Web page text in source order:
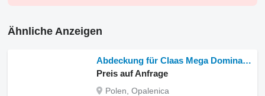
Ähnliche Anzeigen
Abdeckung für Claas Mega Dominator 86 Getreideernter
Preis auf Anfrage
Polen, Opalenica